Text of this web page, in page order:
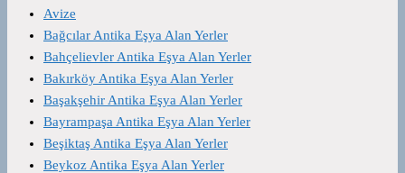
Avize
Bağcılar Antika Eşya Alan Yerler
Bahçelievler Antika Eşya Alan Yerler
Bakırköy Antika Eşya Alan Yerler
Başakşehir Antika Eşya Alan Yerler
Bayrampaşa Antika Eşya Alan Yerler
Beşiktaş Antika Eşya Alan Yerler
Beykoz Antika Eşya Alan Yerler